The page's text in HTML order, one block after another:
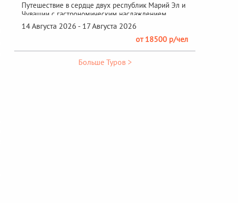
Путешествие в сердце двух республик Марий Эл и
Чувашии с гастрономическим наслаждением
фестиваля "ЙОШКА-ЕШ"
14 Августа 2026 - 17 Августа 2026
от 18500 р/чел
Больше Туров >